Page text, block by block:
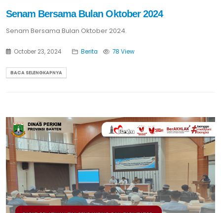
Senam Bersama Bulan Oktober 2024
Senam Bersama Bulan Oktober 2024.
October 23, 2024 Berita 78 View
BACA SELENGKAPNYA